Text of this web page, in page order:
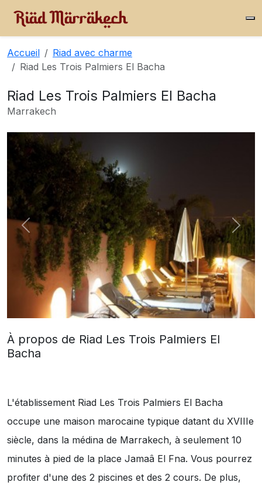
Accueil
Riad avec charme
Riad Les Trois Palmiers El Bacha
Riad Les Trois Palmiers El Bacha
Marrakech
À propos de Riad Les Trois Palmiers El
Bacha
L'établissement Riad Les Trois Palmiers El Bacha
occupe une maison marocaine typique datant du XVIIIe
siècle, dans la médina de Marrakech, à seulement 10
minutes à pied de la place Jamaâ El Fna. Vous pourrez
profiter d'une des 2 piscines et des 2 cours. De plus,